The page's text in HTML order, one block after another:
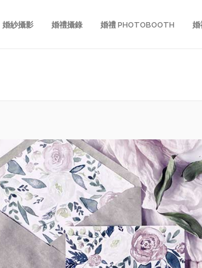
婚紗攝影 婚禮攝錄 婚禮 PHOTOBOOTH 婚